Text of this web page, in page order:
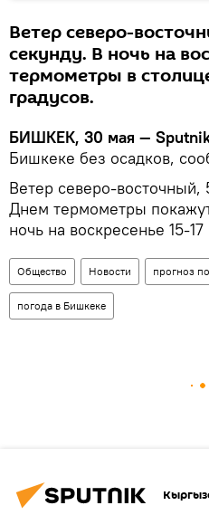
Ветер северо-
секунду. В ночь на
термометры в
градусов.
БИШКЕК, 30 мая —
Бишкеке без осадков,
Ветер северо-восточный,
Днем термометры
ночь на воскресенье 15-
Общество Новости прогноз
погода в Бишкеке